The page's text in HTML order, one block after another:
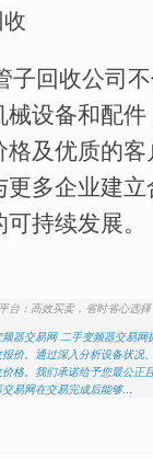
子回收公司
设备和配
及优质的
多企业建立
持续发展。
台：高效买卖，省时省心选择
器交易网 二手变频器交易网
价。通过深入分析设备状况
格。我们承诺给予您最公正
易网在交易完成后能够…